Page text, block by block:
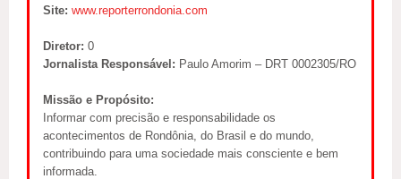
Site: www.reporterrondonia.com
Diretor: 0
Jornalista Responsável: Paulo Amorim – DRT 0002305/RO
Missão e Propósito:
Informar com precisão e responsabilidade os
acontecimentos de Rondônia, do Brasil e do mundo,
contribuindo para uma sociedade mais consciente e bem
informada.